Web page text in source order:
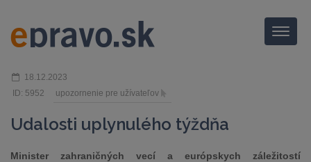
Menu
18.12.2023
ID: 5952
upozornenie pre užívateľov
Udalosti uplynulého týždňa
Minister zahraničných vecí a európskych záležitostí